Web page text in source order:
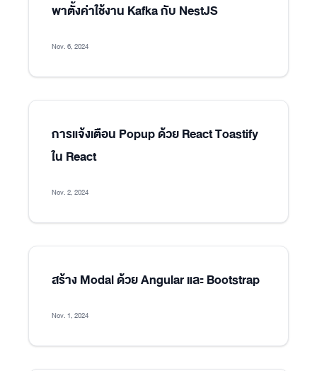
พาตั้งค่าใช้งาน Kafka กับ NestJS
Nov. 6, 2024
การแจ้งเตือน Popup ด้วย React Toastify
ใน React
Nov. 2, 2024
สร้าง Modal ด้วย Angular และ Bootstrap
Nov. 1, 2024